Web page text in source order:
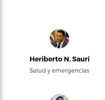
Heriberto N. Saurí
Salud y emergencias